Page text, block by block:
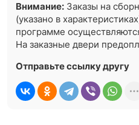
Внимание: Заказы на
(указано в
программе
На заказные двери
Отправьте ссылку другу